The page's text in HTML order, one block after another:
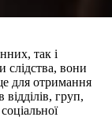
так і
вони
для отримання
груп,